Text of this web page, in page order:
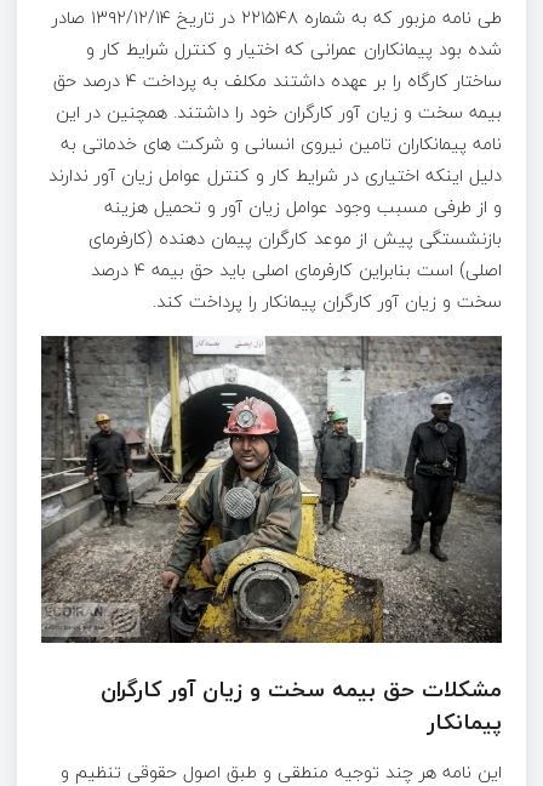
طی نامه مزبور که به شماره ۲۲۱۵۴۸ در تاریخ ۱۳۹۲/۱۲/۱۴ صادر
شده بود پیمانکاران عمرانی که اختیار و کنترل شرایط کار و
ساختار کارگاه را بر عهده داشتند مکلف به پرداخت ۴ درصد حق
بیمه سخت و زیان آور کارگران خود را داشتند. همچنین در این
نامه پیمانکاران تامین نیروی انسانی و شرکت های خدماتی به
دلیل اینکه اختیاری در شرایط کار و کنترل عوامل زیان آور ندارند
و از طرفی مسبب وجود عوامل زیان آور و تحمیل هزینه
بازنشستگی پیش از موعد کارگران پیمان دهنده (کارفرمای
اصلی) است بنابراین کارفرمای اصلی باید حق بیمه ۴ درصد
سخت و زیان آور کارگران پیمانکار را پرداخت کند.
مشکلات حق بیمه سخت و زیان آور کارگران
پیمانکار
این نامه هر چند توجیه منطقی و طبق اصول حقوقی تنظیم و